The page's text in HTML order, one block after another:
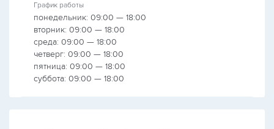
График работы
понедельник: 09:00 — 18:00
вторник: 09:00 — 18:00
среда: 09:00 — 18:00
четверг: 09:00 — 18:00
пятница: 09:00 — 18:00
суббота: 09:00 — 18:00